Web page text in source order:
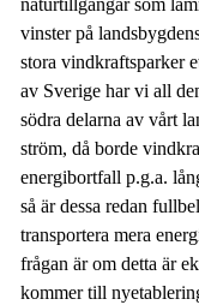
naturtillgångar som
vinster på
stora vindkraftsparker
av Sverige har vi all
södra delarna av vårt
ström, då borde
energibortfall p.g.a.
så är dessa redan
transportera mera
frågan är om detta är
kommer till